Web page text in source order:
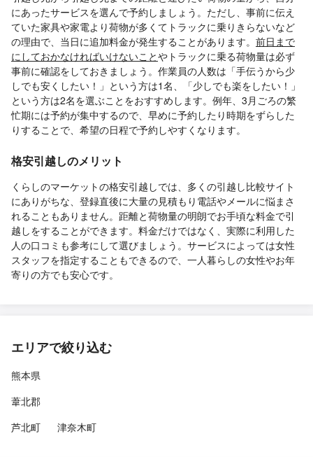
にあったサービスを選んで予約しましょう。ただし、事前に伝え
ていた家具や家電より荷物が多くてトラックに乗りきらないなど
の理由で、当日に追加料金が発生することがあります。 前日まで
にしておかなければいけないことやトラックに乗る荷物量は必ず
事前に確認をしておきましょう。作業員の人数は「手伝うから少
しでも安くしたい！」という方は1名、「少しでも楽をしたい！」
という方は2名を選ぶことをおすすめします。例年、3月ごろの繁
忙期には予約が集中するので、早めに予約したり時期をずらした
りすることで、希望の日程で予約しやすくなります。
格安引越しのメリット
くらしのマーケットの格安引越しでは、多くの引越し比較サイト
にありがちな、登録直後に大量の見積もり電話やメールに悩まさ
れることもありません。距離と荷物量の明朗でお手頃な料金で引
越しをすることができます。料金だけではなく、実際に利用した
人の口コミも参考にして選びましょう。サービスによっては女性
スタッフを指定することもできるので、一人暮らしの女性やお年
寄りの方でも安心です。
エリアで絞り込む
熊本県
葦北郡
芦北町
津奈木町